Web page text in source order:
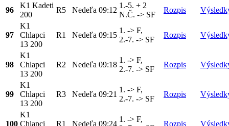
96
K1 Kadeti
200
R5 Nedeľa 09:12
1.-5. + 2
N.Č. -> SF
Rozpis
97
K1
Chlapci
13 200
R1 Nedeľa 09:15
1. -> F,
2.-7. -> SF
Rozpis
98
K1
Chlapci
13 200
R2 Nedeľa 09:18
1. -> F,
2.-7. -> SF
Rozpis
99
K1
Chlapci
13 200
R3 Nedeľa 09:21
1. -> F,
2.-7. -> SF
Rozpis
100
K1
Chlapci
R1 Nedeľa 09:24
1. -> F,
Rozpis